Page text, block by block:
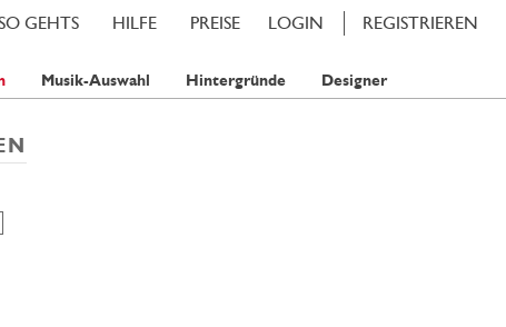
LOGIN REGISTRIEREN
PREISE
HILFE
GEHTS
Musik-Auswahl Hintergründe Designer